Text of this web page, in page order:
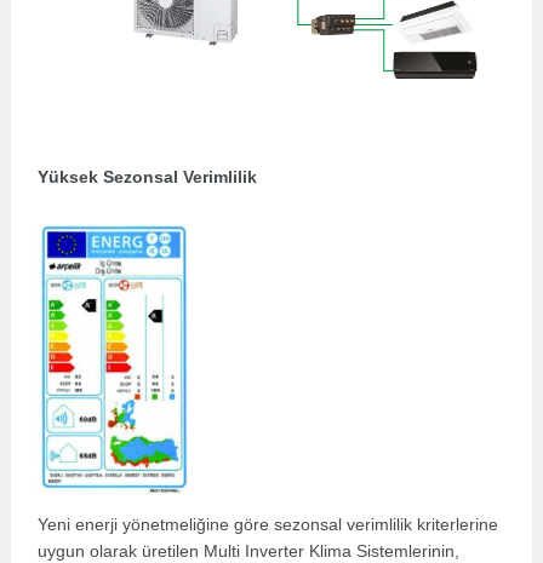
Yüksek Sezonsal Verimlilik
Yeni enerji yönetmeliğine göre sezonsal verimlilik kriterlerine
uygun olarak üretilen Multi Inverter Klima Sistemlerinin,